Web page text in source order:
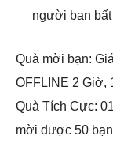
người bạn bất
Quà mời bạn:
OFFLINE 2 Giờ,
Quà Tích Cực:
mời được 50